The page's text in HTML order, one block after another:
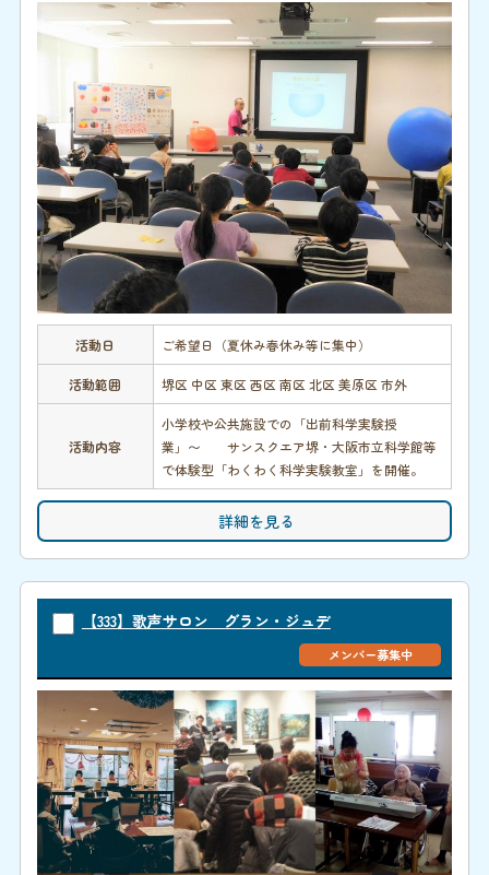
活動日 ご希望日（夏休み春休み等に集中）
活動範囲 堺区 中区 東区 西区 南区 北区 美原区 市外
活動内容
小学校や公共施設での「出前科学実験授
業」〜 サンスクエア堺・大阪市立科学館等
で体験型「わくわく科学実験教室」を開催。
詳細を見る
【333】歌声サロン グラン・ジュデ
メンバー募集中